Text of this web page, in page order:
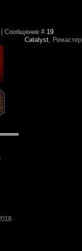
| Сообщение # 19
Catalyst,